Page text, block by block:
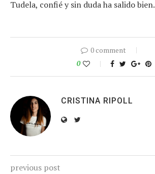
Tudela, confié y sin duda ha salido bien.
0 comment
0
CRISTINA RIPOLL
previous post